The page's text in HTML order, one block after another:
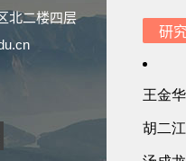
北二楼四层
研